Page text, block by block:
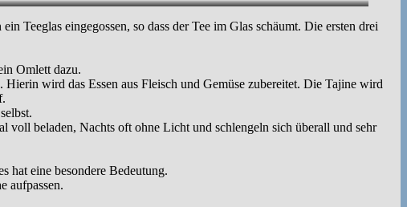
Teeglas eingegossen, so dass der Tee im Glas schäumt. Die ersten drei
Omlett dazu.
wird das Essen aus Fleisch und Gemüse zubereitet. Die Tajine wird
voll beladen, Nachts oft ohne Licht und schlengeln sich überall und sehr
hat eine besondere Bedeutung.
aufpassen.